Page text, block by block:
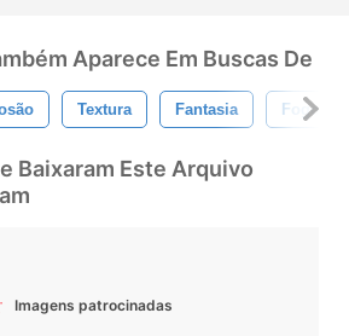
Aparece Em Buscas De
Textura Fantasia Fogo
Baixaram Este Arquivo
Imagens patrocinadas